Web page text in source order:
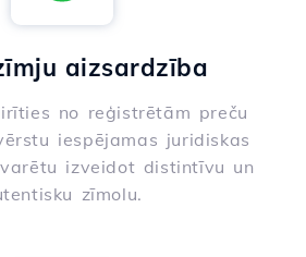
aizsardzība
no reģistrētām preču
iespējamas juridiskas
izveidot distintīvu un
zīmolu.